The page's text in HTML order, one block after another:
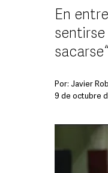
En
sacarse
Por: Javier
9 de octubre